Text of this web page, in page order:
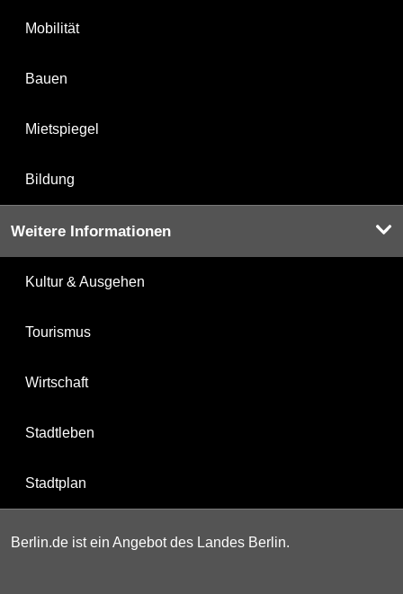
Mobilität
Bauen
Mietspiegel
Bildung
Weitere Informationen
Kultur & Ausgehen
Tourismus
Wirtschaft
Stadtleben
Stadtplan
Berlin.de ist ein Angebot des Landes Berlin.